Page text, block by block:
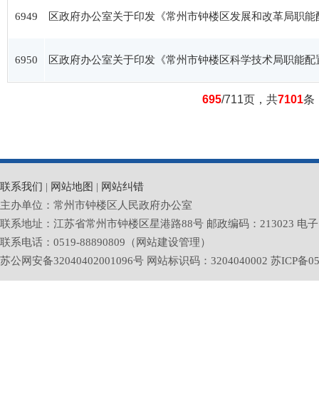
6949 区政府办公室关于印发《常州市钟楼区发展和改革局职
6950 区政府办公室关于印发《常州市钟楼区科学技术局职能
695/711页，共7101条
联系我们 | 网站地图 | 网站纠错
主办单位：常州市钟楼区人民政府办公室
联系地址：江苏省常州市钟楼区星港路88号 邮政编码：213023 电
联系电话：0519-88890809（网站建设管理）
苏公网安备32040402001096号 网站标识码：3204040002 苏ICP备